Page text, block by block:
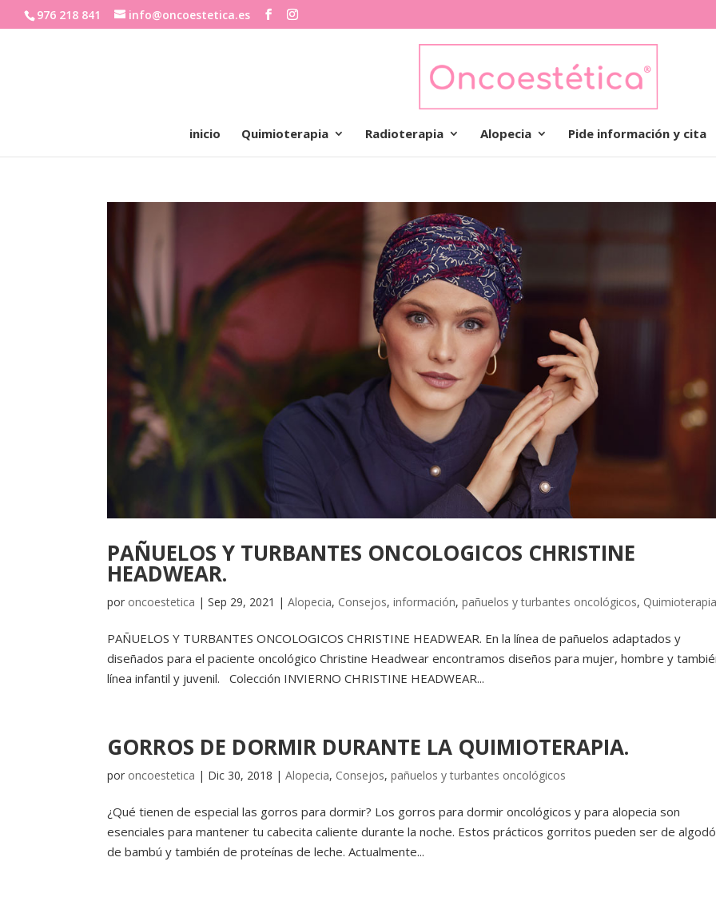
976 218 841 info@oncoestetica.es
inicio Quimioterapia Radioterapia Alopecia Pide información y cita
PAÑUELOS Y TURBANTES ONCOLOGICOS CHRISTINE
HEADWEAR.
por oncoestetica |Sep 29, 2021 |Alopecia, Consejos,información,pañuelos y turbantes oncológicos,
PAÑUELOS Y TURBANTES ONCOLOGICOS CHRISTINE HEADWEAR. En la línea de pañuelos adaptados y
diseñados para el paciente oncológico Christine Headwear encontramos diseños para mujer, hombre y
línea infantil y juvenil. Colección INVIERNO CHRISTINE HEADWEAR...
GORROS DE DORMIR DURANTE LA QUIMIOTERAPIA.
por oncoestetica | Dic 30, 2018 |Alopecia, Consejos,pañuelos y turbantes oncológicos
¿Qué tienen de especial las gorros para dormir? Los gorros para dormir oncológicos y para alopecia son
esenciales para mantener tu cabecita caliente durante la noche. Estos prácticos gorritos pueden ser de
de bambú y también de proteínas de leche. Actualmente...